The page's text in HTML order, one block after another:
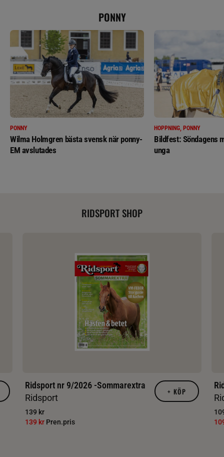
PONNY
PONNY
Wilma Holmgren bästa svensk när ponny-
EM avslutades
HOPPNING, PONNY
Bildfest: Söndagens
unga
RIDSPORT SHOP
Ridsport nr 9/2026 -Sommarextra
Ridsport
139 kr
139 kr Pren.pris
+ KÖP